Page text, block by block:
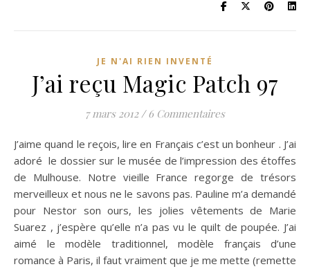
JE N'AI RIEN INVENTÉ
J’ai reçu Magic Patch 97
7 mars 2012 / 6 Commentaires
J’aime quand le reçois, lire en Français c’est un bonheur . J’ai
adoré le dossier sur le musée de l’impression des étoffes
de Mulhouse. Notre vieille France regorge de trésors
merveilleux et nous ne le savons pas. Pauline m’a demandé
pour Nestor son ours, les jolies vêtements de Marie
Suarez , j’espère qu’elle n’a pas vu le quilt de poupée. J’ai
aimé le modèle traditionnel, modèle français d’une
romance à Paris, il faut vraiment que je me mette (remette